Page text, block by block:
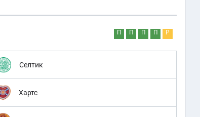
П П П П Р
Селтик
Хартс